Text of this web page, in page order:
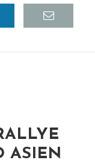
ASIEN